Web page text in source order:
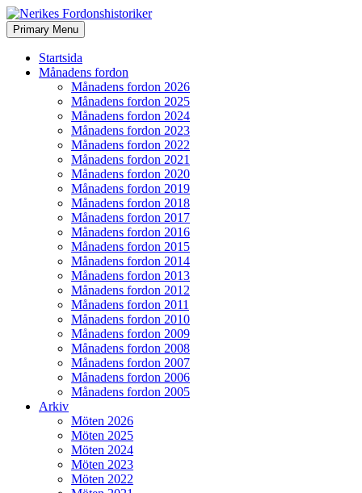
Nerikes Fordonshistoriker
Search
Primary Menu Skip
to
Startsida
Månadens fordon
Månadens fordon 2026
Månadens fordon 2025
Månadens fordon 2024
Månadens fordon 2023
Månadens fordon 2022
Månadens fordon 2021
Månadens fordon 2020
Månadens fordon 2019
Månadens fordon 2018
Månadens fordon 2017
Månadens fordon 2016
Månadens fordon 2015
Månadens fordon 2014
Månadens fordon 2013
Månadens fordon 2012
Månadens fordon 2011
Månadens fordon 2010
Månadens fordon 2009
Månadens fordon 2008
Månadens fordon 2007
Månadens fordon 2006
Månadens fordon 2005
Arkiv
Möten 2026
Möten 2025
Möten 2024
Möten 2023
Möten 2022